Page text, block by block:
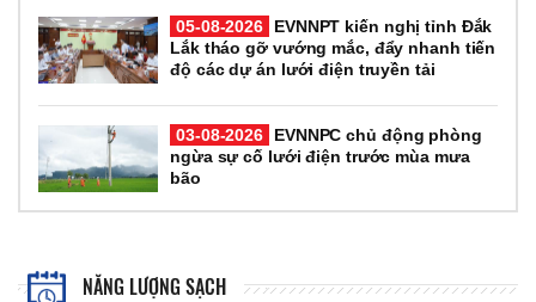
05-08-2026
EVNNPT kiến nghị tỉnh Đắk
Lắk tháo gỡ vướng mắc, đẩy nhanh tiến
độ các dự án lưới điện truyền tải
03-08-2026
EVNNPC chủ động phòng
ngừa sự cố lưới điện trước mùa mưa
bão
NĂNG LƯỢNG SẠCH